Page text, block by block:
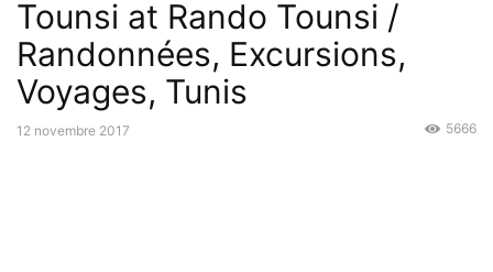
Tounsi at Rando Tounsi /
Randonnées, Excursions,
Voyages, Tunis
12 novembre 2017 5666